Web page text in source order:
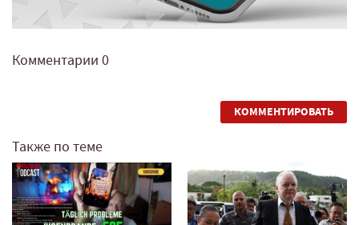
Комментарии 0
КОММЕНТИРОВАТЬ
Также по теме